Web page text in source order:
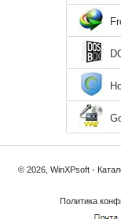
© 2026, WinXPsoft -
Политика